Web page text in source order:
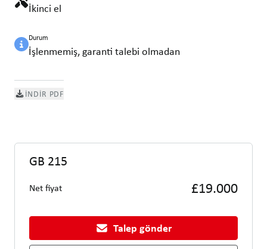
İkinci el
Durum
İşlenmemiş, garanti talebi olmadan
İNDIR PDF
GB 215
Net fiyat £19.000
Talep gönder